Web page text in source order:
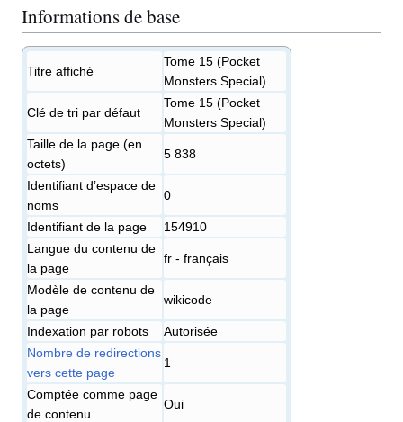
Informations de base
Titre affiché
Tome 15 (Pocket
Monsters Special)
Clé de tri par défaut
Tome 15 (Pocket
Monsters Special)
Taille de la page (en
octets)
5 838
Identifiant dʼespace de
noms
0
Identifiant de la page
154910
Langue du contenu de
la page
fr - français
Modèle de contenu de
la page
wikicode
Indexation par robots
Autorisée
Nombre de redirections
vers cette page
1
Comptée comme page
de contenu
Oui